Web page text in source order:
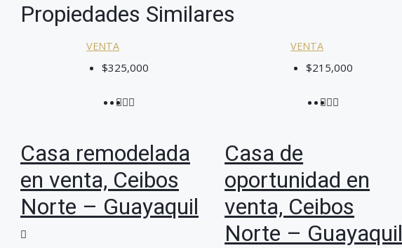
Propiedades Similares
VENTA
$325,000
Casa remodelada
en venta, Ceibos
Norte – Guayaquil
VENTA
$215,000
Casa de
oportunidad en
venta, Ceibos
Norte – Guayaquil